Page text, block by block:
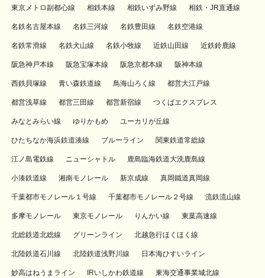
東京メトロ副都心線 相鉄本線 相鉄いずみ野線 相鉄・JR直通線
名鉄名古屋本線 名鉄三河線 名鉄豊田線 名鉄空港線
名鉄常滑線 名鉄犬山線 名鉄小牧線 近鉄山田線 近鉄鈴鹿線
阪急神戸本線 阪急宝塚本線 阪急京都本線 阪神本線
西鉄貝塚線 青い森鉄道線 鳥海山ろく線 都営大江戸線
都営浅草線 都営三田線 都営新宿線 つくばエクスプレス
みなとみらい線 ゆりかもめ ユーカリが丘線
ひたちなか海浜鉄道湊線 ブルーライン 関東鉄道常総線
江ノ島電鉄線 ニューシャトル 鹿島臨海鉄道大洗鹿島線
小湊鉄道線 湘南モノレール 新京成線 真岡鐵道真岡線
千葉都市モノレール１号線 千葉都市モノレール２号線 流鉄流山線
多摩モノレール 東京モノレール りんかい線 東葉高速線
北総鉄道北総線 グリーンライン 北越急行ほくほく線
北陸鉄道石川線 北陸鉄道浅野川線 日本海ひすいライン
妙高はねうまライン IRいしかわ鉄道線 東海交通事業城北線